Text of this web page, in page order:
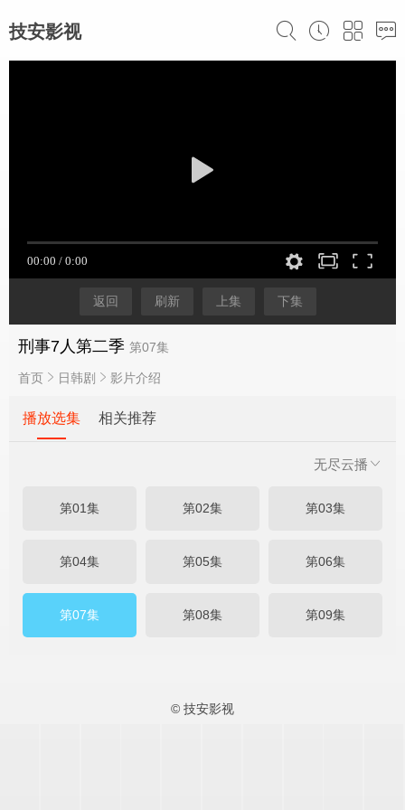
技安影视
返回 刷新 上集 下集
刑事7人第二季 第07集
首页 日韩剧 影片介绍
播放选集 相关推荐
无尽云播
第01集 第02集 第03集
第04集 第05集 第06集
第07集 第08集 第09集
© 技安影视